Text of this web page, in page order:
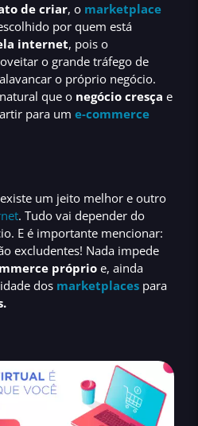
de criar, o marketplace
por quem está
internet, pois o
o grande tráfego de
o próprio negócio.
que o negócio cresça e
para um e-commerce
um jeito melhor e outro
. Tudo vai depender do
E é importante mencionar:
excludentes! Nada impede
próprioe, ainda
dos marketplaces para